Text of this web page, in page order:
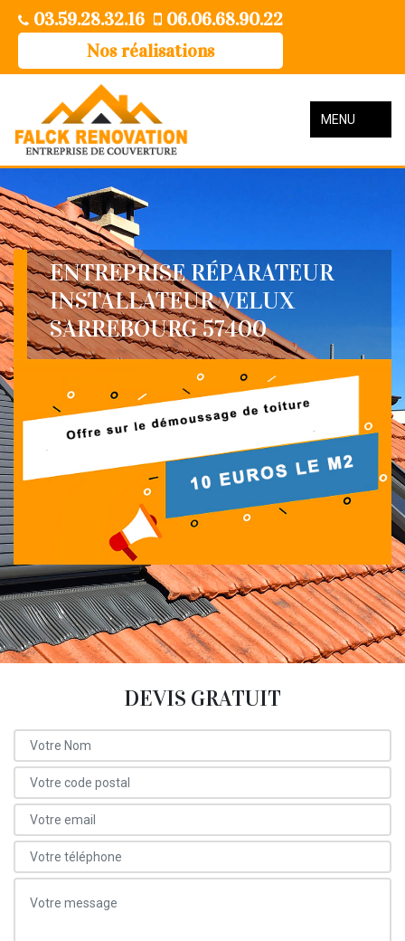
03.59.28.32.16
06.06.68.90.22
Nos réalisations
MENU
ENTREPRISE RÉPARATEUR
INSTALLATEUR VELUX
SARREBOURG 57400
DEVIS GRATUIT